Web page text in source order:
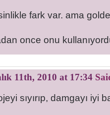
fark var. ama
once onu
11th, 2010 at 17:34
sıyırıp, damgayı iyi